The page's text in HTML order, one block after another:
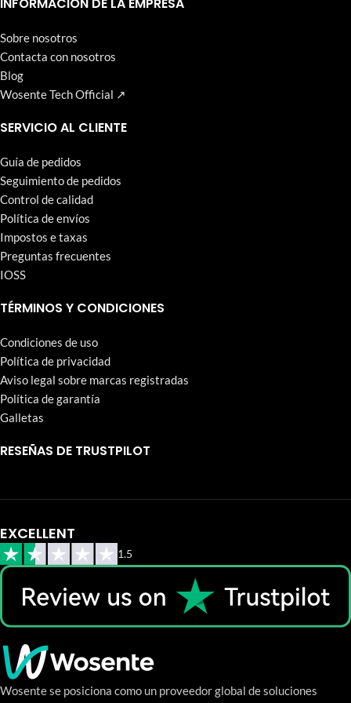
Sobre nosotros
Contacta con nosotros
Blog
Wosente Tech Official ↗
SERVICIO AL CLIENTE
Guía de pedidos
Seguimiento de pedidos
Control de calidad
Política de envíos
Impostos e taxas
Preguntas frecuentes
IOSS
TÉRMINOS Y CONDICIONES
Condiciones de uso
Política de privacidad
Aviso legal sobre marcas registradas
Política de garantía
Galletas
RESEÑAS DE TRUSTPILOT
EXCELLENT
1.5
Wosente se posiciona como un proveedor global de soluciones